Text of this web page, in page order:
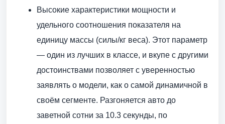
Высокие характеристики мощности и
удельного соотношения показателя на
единицу массы (силы/кг веса). Этот параметр
— один из лучших в классе, и вкупе с другими
достоинствами позволяет с уверенностью
заявлять о модели, как о самой динамичной в
своём сегменте. Разгоняется авто до
заветной сотни за 10.3 секунды, по